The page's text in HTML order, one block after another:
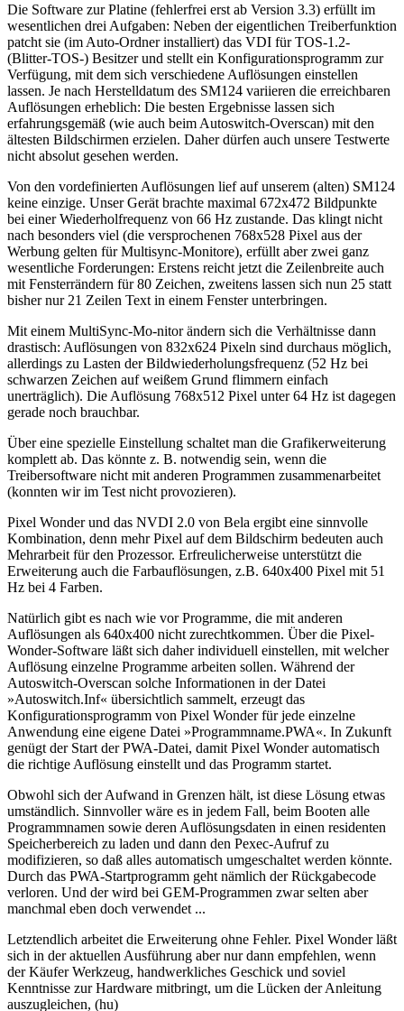
Die Software zur Platine (fehlerfrei erst ab Version 3.3) erfüllt im
wesentlichen drei Aufgaben: Neben der eigentlichen Treiberfunktion
patcht sie (im Auto-Ordner installiert) das VDI für TOS-1.2-
(Blitter-TOS-) Besitzer und stellt ein Konfigurationsprogramm zur
Verfügung, mit dem sich verschiedene Auflösungen einstellen
lassen. Je nach Herstelldatum des SM124 variieren die erreichbaren
Auflösungen erheblich: Die besten Ergebnisse lassen sich
erfahrungsgemäß (wie auch beim Autoswitch-Overscan) mit den
ältesten Bildschirmen erzielen. Daher dürfen auch unsere Testwerte
nicht absolut gesehen werden.
Von den vordefinierten Auflösungen lief auf unserem (alten) SM124
keine einzige. Unser Gerät brachte maximal 672x472 Bildpunkte
bei einer Wiederholfrequenz von 66 Hz zustande. Das klingt nicht
nach besonders viel (die versprochenen 768x528 Pixel aus der
Werbung gelten für Multisync-Monitore), erfüllt aber zwei ganz
wesentliche Forderungen: Erstens reicht jetzt die Zeilenbreite auch
mit Fensterrändern für 80 Zeichen, zweitens lassen sich nun 25 statt
bisher nur 21 Zeilen Text in einem Fenster unterbringen.
Mit einem MultiSync-Mo-nitor ändern sich die Verhältnisse dann
drastisch: Auflösungen von 832x624 Pixeln sind durchaus möglich,
allerdings zu Lasten der Bildwiederholungsfrequenz (52 Hz bei
schwarzen Zeichen auf weißem Grund flimmern einfach
unerträglich). Die Auflösung 768x512 Pixel unter 64 Hz ist dagegen
gerade noch brauchbar.
Über eine spezielle Einstellung schaltet man die Grafikerweiterung
komplett ab. Das könnte z. B. notwendig sein, wenn die
Treibersoftware nicht mit anderen Programmen zusammenarbeitet
(konnten wir im Test nicht provozieren).
Pixel Wonder und das NVDI 2.0 von Bela ergibt eine sinnvolle
Kombination, denn mehr Pixel auf dem Bildschirm bedeuten auch
Mehrarbeit für den Prozessor. Erfreulicherweise unterstützt die
Erweiterung auch die Farbauflösungen, z.B. 640x400 Pixel mit 51
Hz bei 4 Farben.
Natürlich gibt es nach wie vor Programme, die mit anderen
Auflösungen als 640x400 nicht zurechtkommen. Über die Pixel-
Wonder-Software läßt sich daher individuell einstellen, mit welcher
Auflösung einzelne Programme arbeiten sollen. Während der
Autoswitch-Overscan solche Informationen in der Datei
»Autoswitch.Inf« übersichtlich sammelt, erzeugt das
Konfigurationsprogramm von Pixel Wonder für jede einzelne
Anwendung eine eigene Datei »Programmname.PWA«. In Zukunft
genügt der Start der PWA-Datei, damit Pixel Wonder automatisch
die richtige Auflösung einstellt und das Programm startet.
Obwohl sich der Aufwand in Grenzen hält, ist diese Lösung etwas
umständlich. Sinnvoller wäre es in jedem Fall, beim Booten alle
Programmnamen sowie deren Auflösungsdaten in einen residenten
Speicherbereich zu laden und dann den Pexec-Aufruf zu
modifizieren, so daß alles automatisch umgeschaltet werden könnte.
Durch das PWA-Startprogramm geht nämlich der Rückgabecode
verloren. Und der wird bei GEM-Programmen zwar selten aber
manchmal eben doch verwendet ...
Letztendlich arbeitet die Erweiterung ohne Fehler. Pixel Wonder läßt
sich in der aktuellen Ausführung aber nur dann empfehlen, wenn
der Käufer Werkzeug, handwerkliches Geschick und soviel
Kenntnisse zur Hardware mitbringt, um die Lücken der Anleitung
auszugleichen, (hu)